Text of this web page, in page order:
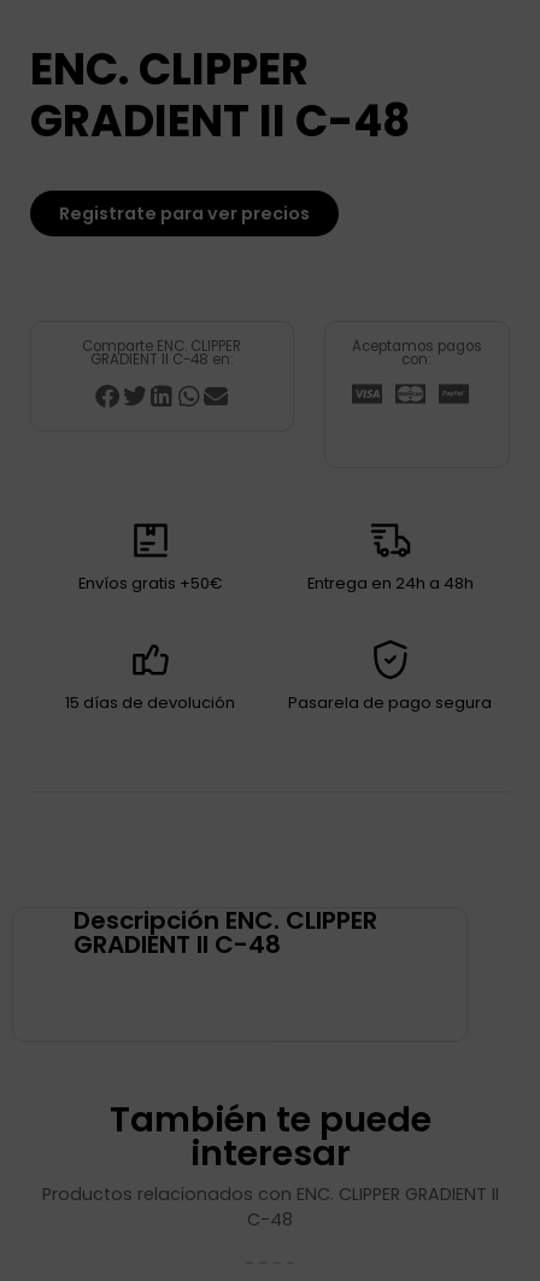
ENC. CLIPPER
GRADIENT II C-48
Registrate para ver precios
Comparte ENC. CLIPPER
GRADIENT II C-48 en:
Aceptamos pagos
con:
Envíos gratis +50€ Entrega en 24h a 48h
15 días de devolución Pasarela de pago segura
Descripción ENC. CLIPPER
GRADIENT II C-48
También te puede
interesar
Productos relacionados con ENC. CLIPPER GRADIENT II
C-48